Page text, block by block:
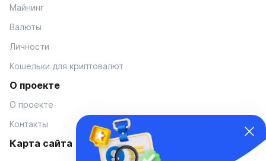
Майнинг
Валюты
Личности
Кошельки для криптовалют
О проекте
О проекте
Контакты
Карта сайта